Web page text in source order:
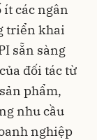
ít các ngân
triển khai
sẵn sàng
đối tác từ
phẩm,
nhu cầu
nghiệp